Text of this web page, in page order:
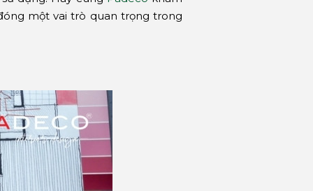
một vai trò quan trọng trong